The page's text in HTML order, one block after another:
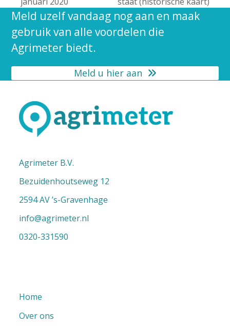
post:
post:
Meld uzelf vandaag nog aan en maak
gebruik van alle voordelen die
Agrimeter biedt.
Meld u hier aan
Agrimeter B.V.
Bezuidenhoutseweg 12
2594 AV ’s-Gravenhage
info@agrimeter.nl
0320-331590
Home
Over ons